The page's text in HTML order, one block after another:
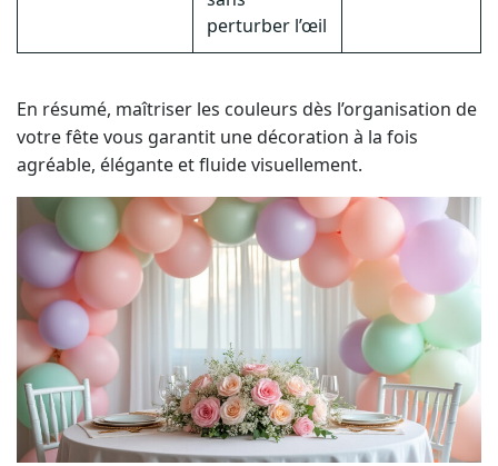
perturber l’œil
En résumé, maîtriser les couleurs dès l’organisation de
votre fête vous garantit une décoration à la fois
agréable, élégante et fluide visuellement.